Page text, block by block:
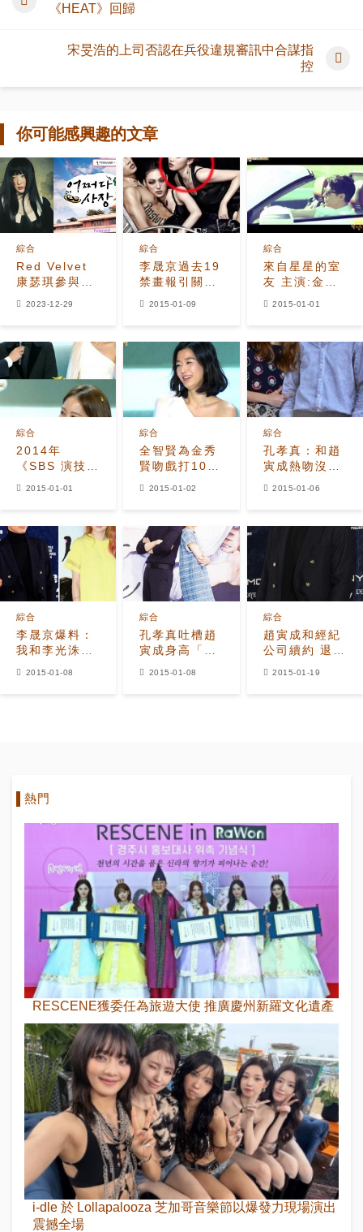
《HEAT》回歸
宋旻浩的上司否認在兵役違規審訊中合謀指
控
你可能感興趣的文章
Red Velvet
康瑟琪參與韓
綜合
2023-12-29
李晟京過去19
禁畫報引關注
綜合
2015-01-09
來自星星的室
友 主演:金秀
綜合
2015-01-01
2014年
《SBS 演技大
綜合
2015-01-01
全智賢為金秀
賢吻戲打100
綜合
2015-01-02
孔孝真：和趙
寅成熱吻沒感
綜合
2015-01-06
李晟京爆料：
我和李光洙拍
綜合
2015-01-08
孔孝真吐槽趙
寅成身高「拍
綜合
2015-01-08
趙寅成和經紀
公司續約 退役
綜合
2015-01-19
熱門
RESCENE獲委任為旅遊大使 推廣慶州新羅文化遺產
i-dle 於 Lollapalooza 芝加哥音樂節以爆發力現場演出
震撼全場